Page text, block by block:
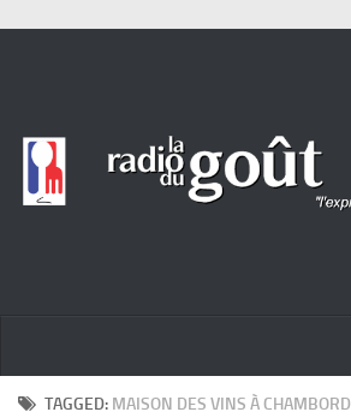
ACTUALITÉ
TAGGED: MAISON DES VINS À CHAMBORD